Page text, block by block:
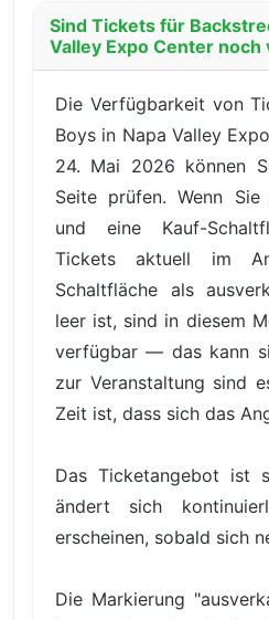
Sind Tickets für
Valley Expo Center
Die Verfügbarkeit von
Boys in Napa Valley
24. Mai 2026 können
Seite prüfen. Wenn
und eine Kauf-
Tickets aktuell im
Schaltfläche als
leer ist, sind in diesem
verfügbar — das kann
zur Veranstaltung sind
Zeit ist, dass sich das
Das Ticketangebot ist
ändert sich
erscheinen, sobald sich
Die Markierung